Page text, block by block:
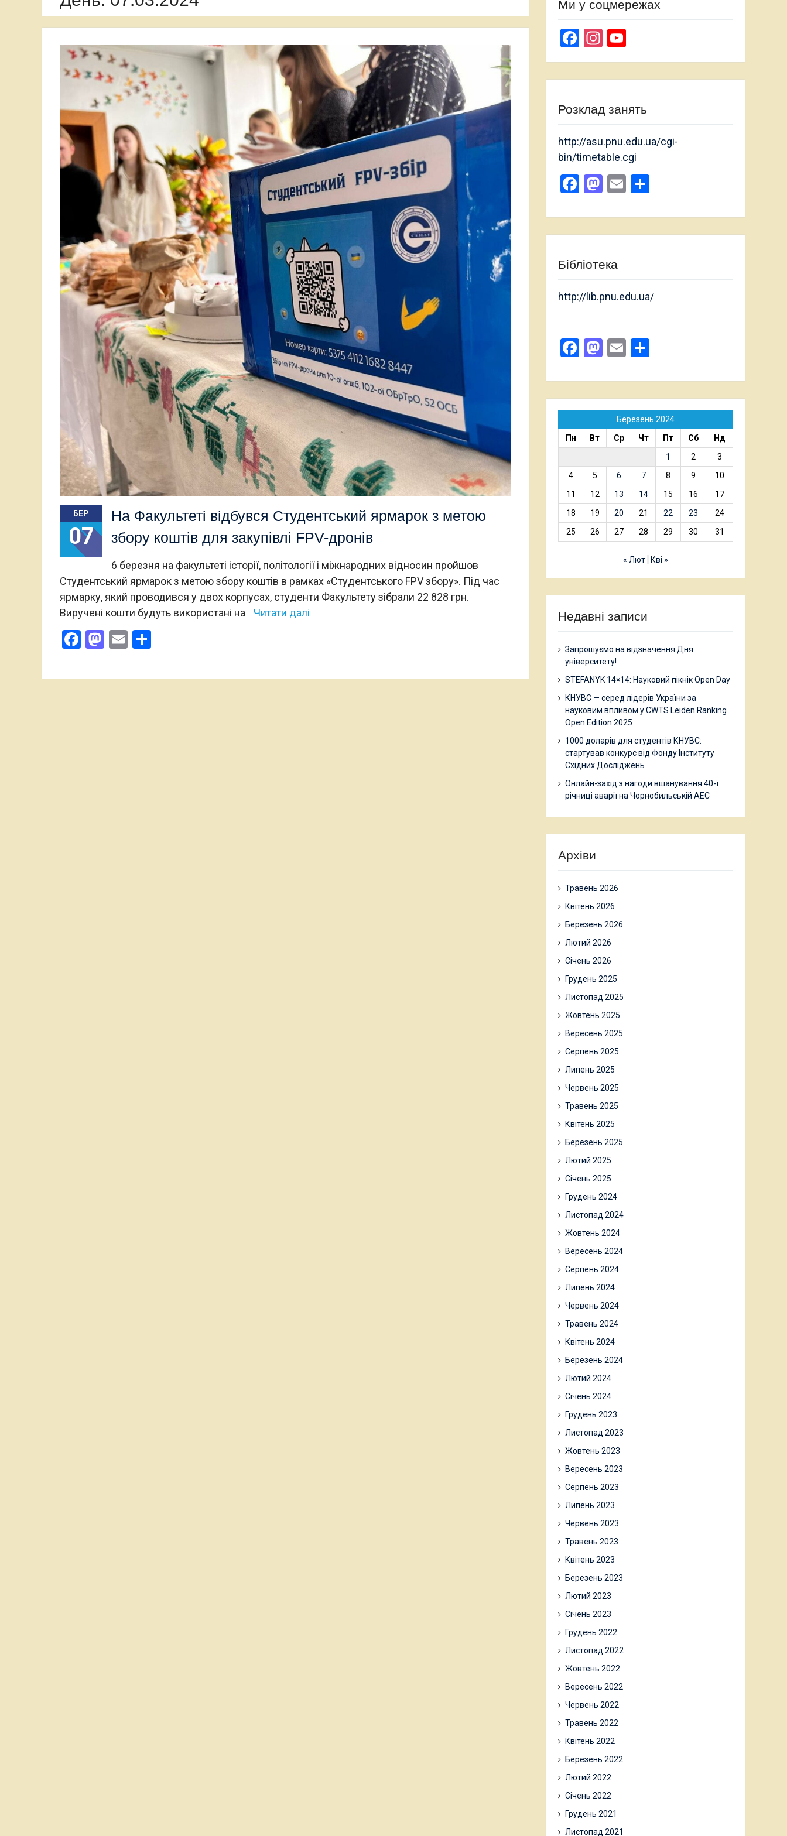
БЕР
07
На Факультеті відбувся Студентський ярмарок з метою
збору коштів для закупівлі FPV-дронів
6 березня на факультеті історії, політології і міжнародних відносин пройшов
Студентський ярмарок з метою збору коштів в рамках «Студентського FPV збору». Під час
ярмарку, який проводився у двох корпусах, студенти Факультету зібрали 22 828 грн.
Виручені кошти будуть використані на
Читати далі
Facebook
Mastodon
Email
Ми у соцмережах
Facebook
Instagram
Channel
Розклад занять
http://asu.pnu.edu.ua/cgi-
bin/timetable.cgi
Facebook
Mastodon
Email
Бібліотека
http://lib.pnu.edu.ua/
Facebook
Mastodon
Email
Березень 2024
Пн
Вт Ср Чт Пт Сб
Нд
1
2
3
4
5 6 7 8 9
10
11
12 13 14 15 16
17
18
19 20 21 22 23
24
25
26 27 28 29 30 31
« Лют Кві »
Недавні записи
Запрошуємо на відзначення Дня
університету!
STEFANYK 14×14: Науковий пікнік Open Day
КНУВС — серед лідерів України за
науковим впливом у CWTS Leiden Ranking
Open Edition 2025
1000 доларів для студентів КНУВС:
стартував конкурс від Фонду Інституту
Східних Досліджень
Онлайн-захід з нагоди вшанування 40-ї
річниці аварії на Чорнобильській АЕС
Архіви
Травень 2026
Квітень 2026
Березень 2026
Лютий 2026
Січень 2026
Грудень 2025
Листопад 2025
Жовтень 2025
Вересень 2025
Серпень 2025
Липень 2025
Червень 2025
Травень 2025
Квітень 2025
Березень 2025
Лютий 2025
Січень 2025
Грудень 2024
Листопад 2024
Жовтень 2024
Вересень 2024
Серпень 2024
Липень 2024
Червень 2024
Травень 2024
Квітень 2024
Березень 2024
Лютий 2024
Січень 2024
Грудень 2023
Листопад 2023
Жовтень 2023
Вересень 2023
Серпень 2023
Липень 2023
Червень 2023
Травень 2023
Квітень 2023
Березень 2023
Лютий 2023
Січень 2023
Грудень 2022
Листопад 2022
Жовтень 2022
Вересень 2022
Червень 2022
Травень 2022
Квітень 2022
Березень 2022
Лютий 2022
Січень 2022
Грудень 2021
Листопад 2021